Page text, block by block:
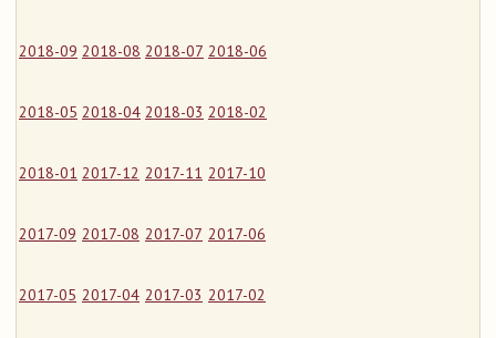
2018-09 2018-08 2018-07 2018-06
2018-05 2018-04 2018-03 2018-02
2018-01 2017-12 2017-11 2017-10
2017-09 2017-08 2017-07 2017-06
2017-05 2017-04 2017-03 2017-02